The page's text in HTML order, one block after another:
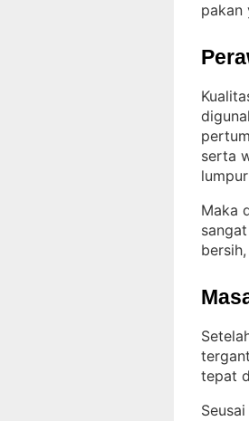
pakan
serta
Maka
tepat